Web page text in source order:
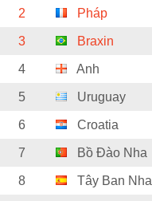
2 Pháp
3 Braxin
4 Anh
5 Uruguay
6 Croatia
7 Bồ Đào Nha
8 Tây Ban Nha